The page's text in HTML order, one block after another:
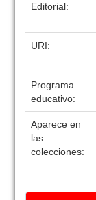
Editorial:
URI:
Programa
educativo:
Aparece en
las
colecciones: